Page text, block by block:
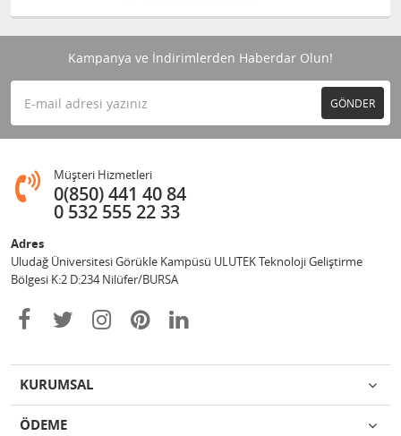
Kampanya ve İndirimlerden Haberdar Olun!
GÖNDER
Müşteri Hizmetleri
0(850) 441 40 84
0 532 555 22 33
Adres
Uludağ Üniversitesi Görükle Kampüsü ULUTEK Teknoloji Geliştirme
Bölgesi K:2 D:234 Nilüfer/BURSA
KURUMSAL
ÖDEME